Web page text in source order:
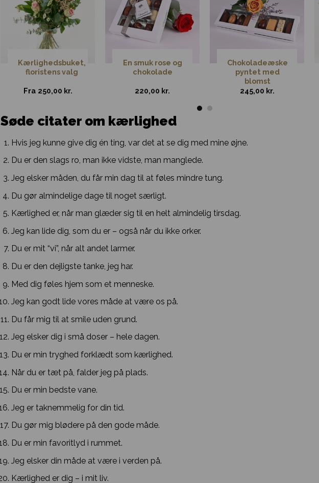
Kærlighedsbuket,
floristens valg
Fra 250,00 kr.
En smuk rose og
chokolade
220,00 kr.
Chokoladeæske
pyntet med
blomst
245,00 kr.
Søde citater om kærlighed
Hvis jeg kunne give dig én ting, var det at se dig med mine øjne.
Du er den slags ro, man ikke vidste, man manglede.
Jeg elsker måden, du får min dag til at føles mindre tung.
Du gør almindelige dage til noget særligt.
Kærlighed er, når man glæder sig til en helt almindelig tirsdag.
Jeg kan lide dig, som du er – også når du ikke orker.
Du er mit “vi”, når alt andet larmer.
Du er den dejligste tanke, jeg har.
Med dig føles hjem som et menneske.
Jeg kan godt lide vores måde at være os på.
Du får mig til at smile uden grund.
Jeg elsker dig i små doser – hele dagen.
Du er min tryghed forklædt som kærlighed.
Når du er tæt på, falder jeg på plads.
Du er min bedste vane.
Jeg er taknemmelig for din tid.
Du gør mig blødere på den gode måde.
Du er min favoritlyd i rummet.
Jeg elsker din måde at være i verden på.
Kærlighed er dig – i mit liv.